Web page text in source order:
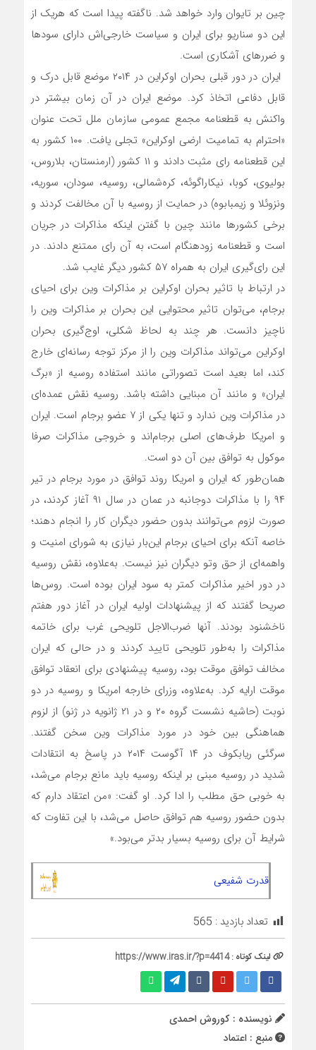
چین بر تایوان وارد خواهد شد. ناگفته پیدا است که هریک از
این دو سناریو برای ایران و سیاست خارجی‌اش دارای سودها
و ضررهای آشکاری است.
ایران در دور قبلی بحران اوکراین در ۲۰۱۴ موضع قابل درک و
قابل دفاعی اتخاذ کرد. موضع ایران در آن زمان بیشتر در
واکنش به قطعنامه مجمع عمومی سازمان ملل تحت عنوان
«احترام به تمامیت ارضی اوکراین» تجلی یافت. ۱۰۰ کشور به
این قطعنامه رای مثبت دادند و ۱۱ کشور (ارمنستان، بلاروس،
بولیوی، کوبا، نیکاراگوئه، کره‌شمالی، روسیه، سودان، سوریه،
ونزوئلا و زیمبابوه) در حمایت از روسیه با آن مخالفت کردند و
برخی کشورها مانند چین با گفتن اینکه مذاکرات در جریان
است و قطعنامه زودهنگام است، به آن رای ممتنع دادند. در
این رای‌گیری ایران به همراه ۵۷ کشور دیگر غایب شد.
در ارتباط با تاثیر بحران اوکراین بر مذاکرات وین برای احیای
برجام، می‌توان تاثیر محتوایی این بحران بر مذاکرات وین را
ناچیز دانست. هر چند به لحاظ شکلی، اوج‌گیری بحران
اوکراین می‌تواند مذاکرات وین را از مرکز توجه رسانه‌ای خارج
کند، اما بعید است تصوراتی مانند استفاده روسیه از «برگ
ایران» و مانند آن مبنایی داشته باشد. روسیه نقش عمده‌ای
در مذاکرات وین ندارد و تنها یکی از ۷ عضو برجام است. ایران
و امریکا طرف‌های اصلی برجام‌اند و خروجی مذاکرات صرفا
موکول به توافق بین آن دو است.
همان‌طور که ایران و امریکا روند توافق در مورد برجام در تیر
۹۴ را با مذاکرات دوجانبه در عمان در سال ۹۱ آغاز کردند، در
صورت لزوم می‌توانند بدون حضور دیگران کار را انجام دهند؛
خاصه آنکه برای احیای برجام این‌بار نیازی به شورای امنیت و
واهمه‌ای از حق وتو دیگران نیز نیست. به‌علاوه، نقش روسیه
در دور اخیر مذاکرات کمتر به سود ایران بوده است. روس‌ها
صریحا گفتند که از پیشنهادات اولیه ایران در آغاز دور هفتم
ناخشنود بودند. آنها ضرب‌الاجل تلویحی غرب برای خاتمه
مذاکرات را به‌طور تلویحی تایید کردند و در حالی که ایران
مخالف توافق موقت بود، روسیه پیشنهادی برای انعقاد توافق
موقت ارایه کرد. به‌علاوه، وزرای خارجه امریکا و روسیه در دو
نوبت (حاشیه نشست گروه ۲۰ و در ۲۱ ژانویه در ژنو) از لزوم
هماهنگی بین خود در مورد مذاکرات وین سخن گفتند.
سرگئی ریابکوف در ۱۴ آگوست ۲۰۱۴ در پاسخ به انتقادات
شدید در روسیه مبنی بر اینکه روسیه باید مانع برجام می‌شد،
به خوبی حق مطلب را ادا کرد. او گفت: «من اعتقاد دارم که
بدون حضور روسیه هم توافق حاصل می‌شد، با این تفاوت که
شرایط آن برای روسیه بسیار بدتر می‌بود.»
قدرت شفیعی
تعداد بازدید : 565
لینک کوتاه :https://www.iras.ir/?p=4414
نویسنده : كوروش احمدي
منبع : اعتماد